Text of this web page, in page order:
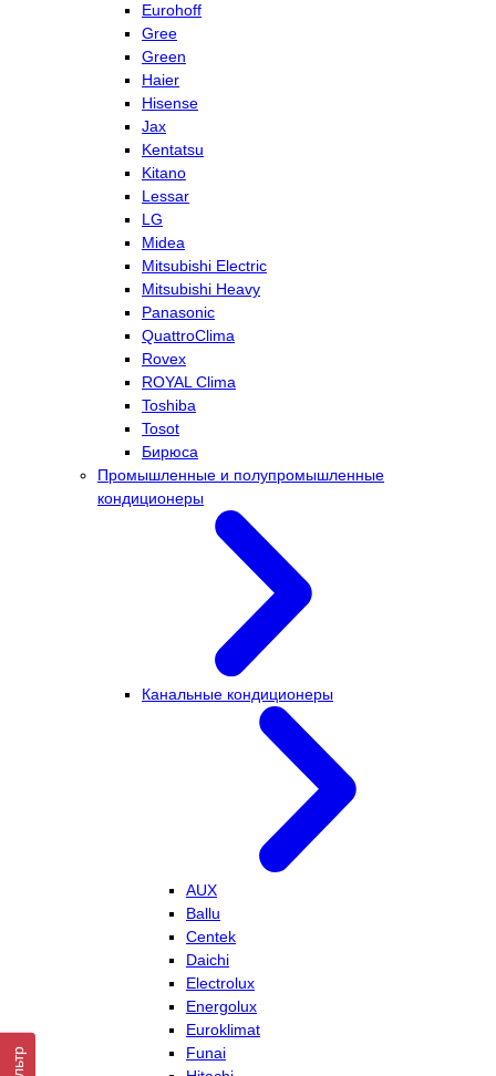
Eurohoff
Gree
Green
Haier
Hisense
Jax
Kentatsu
Kitano
Lessar
LG
Midea
Mitsubishi Electric
Mitsubishi Heavy
Panasonic
QuattroClima
Rovex
ROYAL Clima
Toshiba
Tosot
Бирюса
Промышленные и полупромышленные
кондиционеры
Канальные кондиционеры
AUX
Ballu
Centek
Daichi
Electrolux
Energolux
Euroklimat
Funai